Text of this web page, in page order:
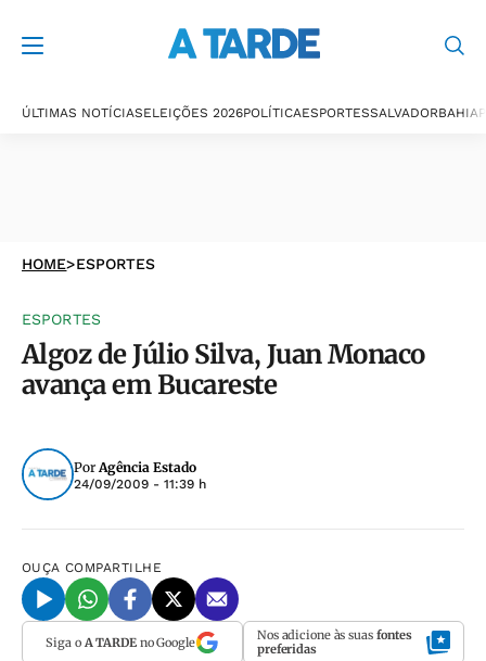
ÚLTIMAS NOTÍCIASELEIÇÕES 2026POLÍTICAESPORTESSALVADORBAHIA
HOME>ESPORTES
ESPORTES
Algoz de Júlio Silva, Juan Monaco
avança em Bucareste
PorAgência Estado
24/09/2009 - 11:39 h
OUÇA COMPARTILHE
Siga o A TARDEno Google Nos adicione às suas fontes
preferidas